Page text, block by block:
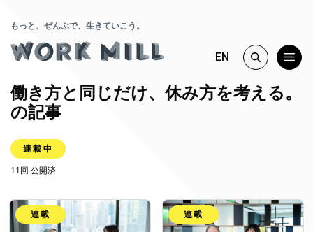
もっと、ぜんぶで、生きていこう。
EN
働き方と同じだけ、休み方を考える。
の記事
連載中
11回 公開済
連載 連載